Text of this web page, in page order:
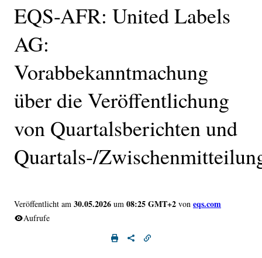
EQS-AFR: United Labels
AG:
Vorabbekanntmachung
über die Veröffentlichung
von Quartalsberichten und
Quartals-/
Veröffentlicht am 30.05.2026 um 08:25 GMT+2 von eqs.com
Aufrufe